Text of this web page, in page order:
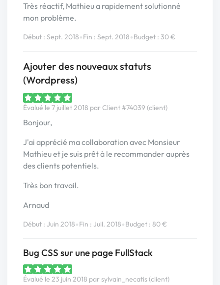
Très réactif, Mathieu a rapidement solutionné
mon problème.
Début : Sept. 2018•Fin : Sept. 2018•Budget : 30 €
Ajouter des nouveaux statuts
(Wordpress)
Évalué le 7 juillet 2018 par Client #74039 (client)
Bonjour,
J'ai apprécié ma collaboration avec Monsieur
Mathieu et je suis prêt à le recommander auprès
des clients potentiels.
Très bon travail.
Arnaud
Début : Juin 2018•Fin : Juil. 2018•Budget : 80 €
Bug CSS sur une page FullStack
Évalué le 23 juin 2018 par sylvain_necatis (client)